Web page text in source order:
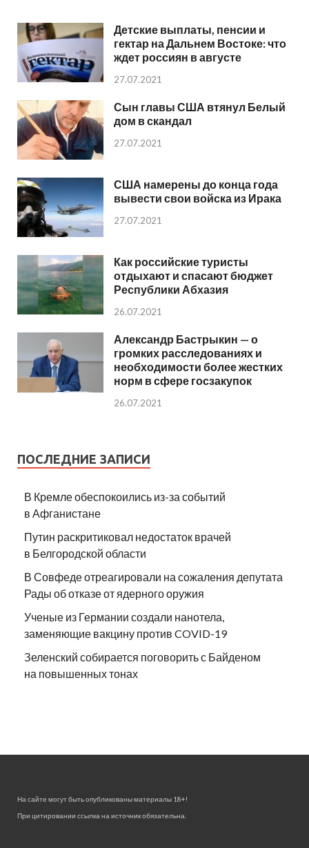
Детские выплаты, пенсии и
гектар на Дальнем Востоке: что
ждет россиян в августе
27.07.2021
Сын главы США втянул Белый
дом в скандал
27.07.2021
США намерены до конца года
вывести свои войска из Ирака
27.07.2021
Как российские туристы
отдыхают и спасают бюджет
Республики Абхазия
26.07.2021
Александр Бастрыкин — о
громких расследованиях и
необходимости более жестких
норм в сфере госзакупок
26.07.2021
ПОСЛЕДНИЕ ЗАПИСИ
В Кремле обеспокоились из-за событий
в Афганистане
Путин раскритиковал недостаток врачей
в Белгородской области
В Совфеде отреагировали на сожаления депутата
Рады об отказе от ядерного оружия
Ученые из Германии создали нанотела,
заменяющие вакцину против COVID-19
Зеленский собирается поговорить с Байденом
на повышенных тонах
На сайте могут быть опубликованы материалы 18+!
При цитировании ссылка на источник обязательна.